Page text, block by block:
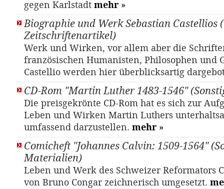
gegen Karlstadt mehr »
Biographie und Werk Sebastian Castellios
Zeitschriftenartikel)
Werk und Wirken, vor allem aber die
französischen Humanisten, Philosophen und
Castellio werden hier überblicksartig
CD-Rom "Martin Luther 1483-1546"
Die preisgekrönte CD-Rom hat es sich zur
Leben und Wirken Martin Luthers
umfassend darzustellen. mehr »
Comicheft "Johannes Calvin: 1509-1564"
Materialien)
Leben und Werk des Schweizer Reformators
von Bruno Congar zeichnerisch umgesetzt.